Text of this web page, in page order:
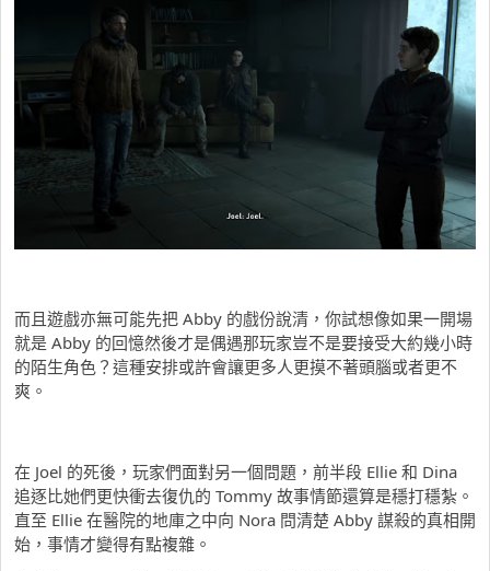
而且遊戲亦無可能先把 Abby 的戲份說清，你試想像如果一開場
就是 Abby 的回憶然後才是偶遇那玩家豈不是要接受大約幾小時
的陌生角色？這種安排或許會讓更多人更摸不著頭腦或者更不
爽。
在 Joel 的死後，玩家們面對另一個問題，前半段 Ellie 和 Dina
追逐比她們更快衝去復仇的 Tommy 故事情節還算是穩打穩紮。
直至 Ellie 在醫院的地庫之中向 Nora 問清楚 Abby 謀殺的真相開
始，事情才變得有點複雜。